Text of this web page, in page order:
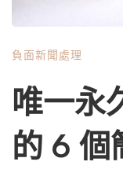
負面新聞處理
唯一永
的 6 個